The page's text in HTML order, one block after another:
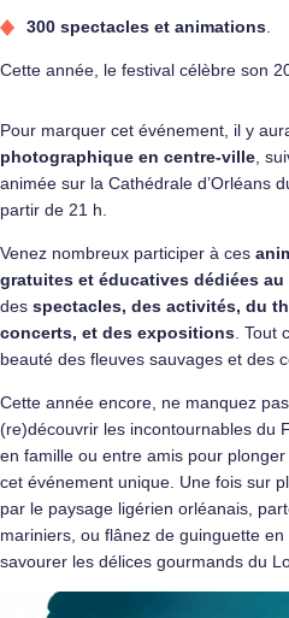
300 spectacles et animations
Cette année, le festival célèbre son
Pour marquer cet événement, il y
photographique en centre-ville ,
animée sur la Cathédrale d’Orléans
partir de 21 h.
Venez nombreux participer à ces
gratuites et éducatives dédiées
des spectacles, des activités, du
concerts, et des expositions .
beauté des fleuves sauvages et des
Cette année encore, ne manquez
(re)découvrir les incontournables du
en famille ou entre amis pour plonger
cet événement unique. Une fois sur
par le paysage ligérien orléanais,
mariniers, ou flânez de guinguette en
savourer les délices gourmands du